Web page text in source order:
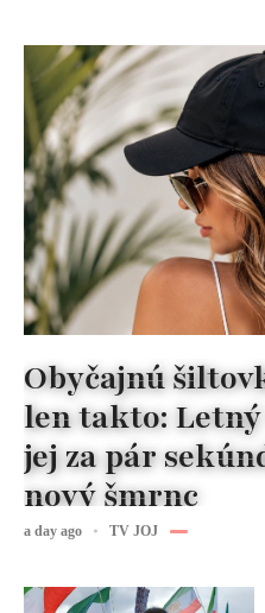
Obyčajnú
len takto:
jej za pár
nový šmrnc
a day ago TV JOJ